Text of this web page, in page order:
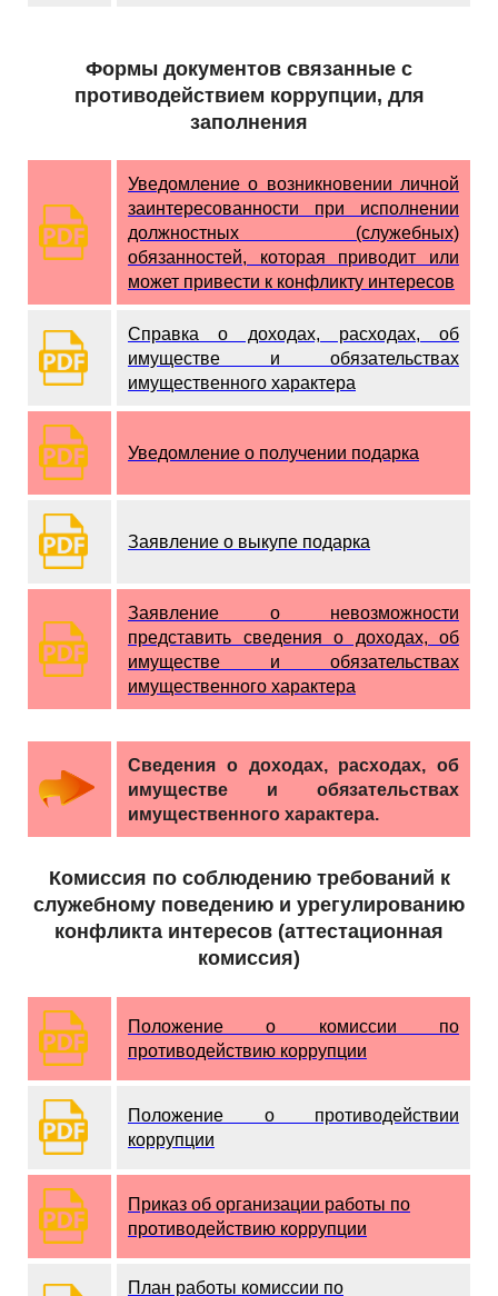
Формы документов связанные с
противодействием коррупции, для
заполнения
Уведомление о возникновении личной
заинтересованности при исполнении
должностных (служебных)
обязанностей, которая приводит или
может привести к конфликту интересов
Справка о доходах, расходах, об
имуществе и обязательствах
имущественного характера
Уведомление о получении подарка
Заявление о выкупе подарка
Заявление о невозможности
представить сведения о доходах, об
имуществе и обязательствах
имущественного характера
Сведения о доходах, расходах, об
имуществе и обязательствах
имущественного характера.
Комиссия по соблюдению требований к
служебному поведению и урегулированию
конфликта интересов (аттестационная
комиссия)
Положение о комиссии по
противодействию коррупции
Положение о противодействии
коррупции
Приказ об организации работы по
противодействию коррупции
План работы комиссии по